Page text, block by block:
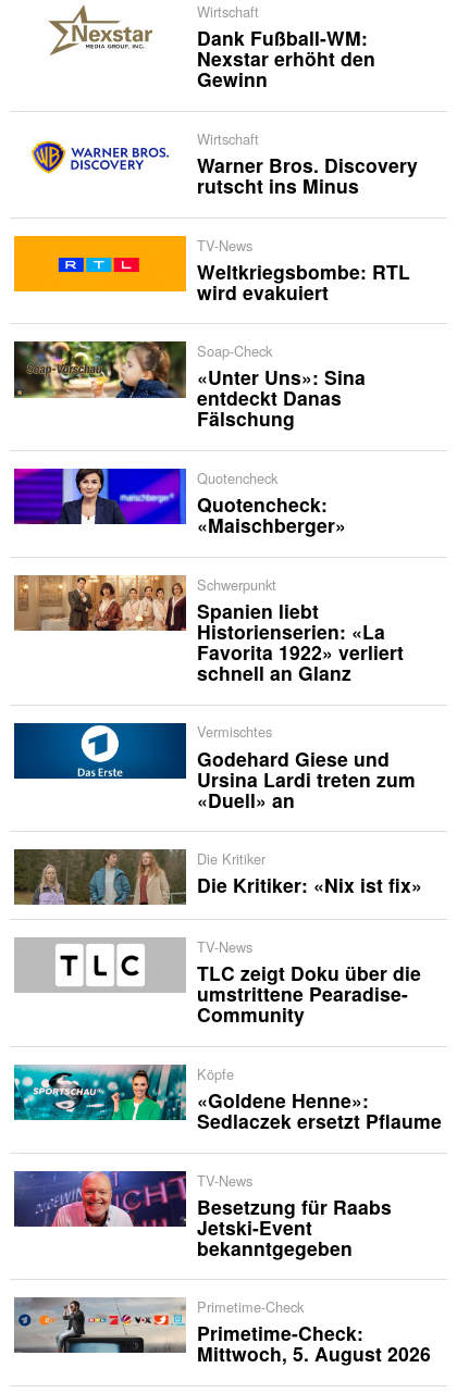
Wirtschaft
Dank Fußball-WM:
Nexstar erhöht den
Gewinn
Wirtschaft
Warner Bros. Discovery
rutscht ins Minus
TV-News
Weltkriegsbombe: RTL
wird evakuiert
Soap-Check
«Unter Uns»: Sina
entdeckt Danas
Fälschung
Quotencheck
Quotencheck:
«Maischberger»
Schwerpunkt
Spanien liebt
Historienserien: «La
Favorita 1922» verliert
schnell an Glanz
Vermischtes
Godehard Giese und
Ursina Lardi treten zum
«Duell» an
Die Kritiker
Die Kritiker: «Nix ist fix»
TV-News
TLC zeigt Doku über die
umstrittene Pearadise-
Community
Köpfe
«Goldene Henne»:
Sedlaczek ersetzt Pflaume
TV-News
Besetzung für Raabs
Jetski-Event
bekanntgegeben
Primetime-Check
Primetime-Check:
Mittwoch, 5. August 2026